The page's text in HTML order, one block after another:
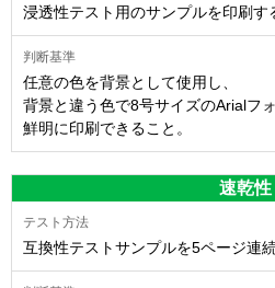
浸透性テスト用のサンプルを印刷す
任意の色を背景として使用し、
背景と違う色で8号サイズのArialフ
鮮明に印刷できること。
速乾性
互換性テストサンプルを5ページ連続